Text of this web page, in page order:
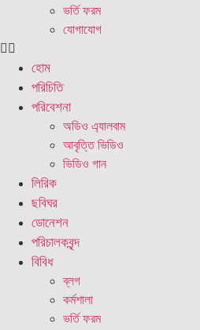
ভর্তি ফরম
যোগাযোগ
হোম
পরিচিতি
পরিবেশনা
অডিও এ্যালবাম
আবৃত্তি ভিডিও
ভিডিও গান
লিরিক
ছবিঘর
ডোনেশন
পরিচালকবৃন্দ
বিবিধ
ব্লগ
কর্মশালা
ভর্তি ফরম